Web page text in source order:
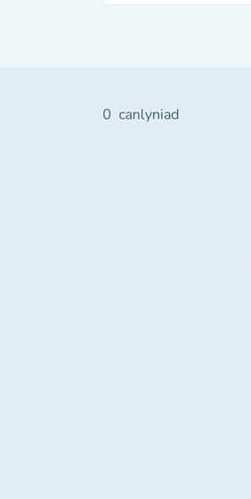
0 canlyniad